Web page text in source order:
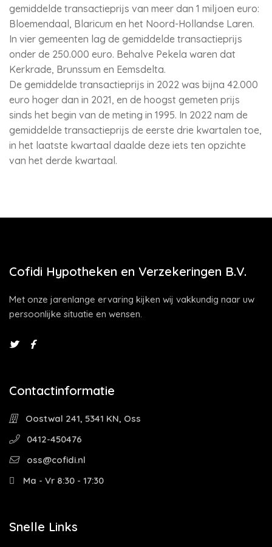
gemiddelde transactieprijs van meer dan 1 miljoen euro:
Bloemendaal, Blaricum en het Noord-Hollandse Laren.
In vier gemeenten lag de gemiddelde transactieprijs
onder de 250.000 euro. Behalve Pekela waren dat
Kerkrade, Brunssum en Eemsdelta.
De gemiddelde transactieprijs in 2022 was bijna 42.000
euro hoger dan in 2021, en de hoogst gemeten prijs
sinds het begin van de meting in 1995. In 2022 nam de
gemiddelde transactieprijs de eerste drie kwartalen toe,
in het laatste kwartaal daalde deze iets ten opzichte
van het derde kwartaal.
Cofidi Hypotheken en Verzekeringen B.V.
Met onze jarenlange ervaring kijken wij vakkundig naar uw
persoonlijke situatie en wensen.
Contactinformatie
Oostwal 241, 5341 KN, Oss
0412-450476
oss@cofidi.nl
Ma - Vr 8:30 - 17:30
Snelle Links